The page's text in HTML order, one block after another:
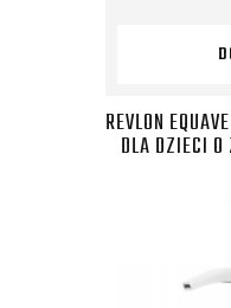
REVLON
DLA DZIECI